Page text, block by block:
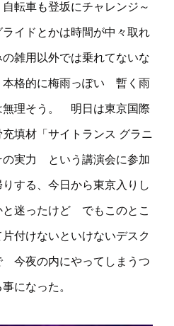
転車も登坂にチャレンジ～
イドとかは時間が中々取れ
雑用以外では乗れてないな
格的に梅雨っぽい 暫く雨
無理そう。 明日は東京国際
填材「サイトランス グラニ
の実力 という講演会に参加
する、今日から東京入りし
と迷ったけど でもこのとこ
付けないといけないデスク
今夜の内にやってしまうつ
になった。